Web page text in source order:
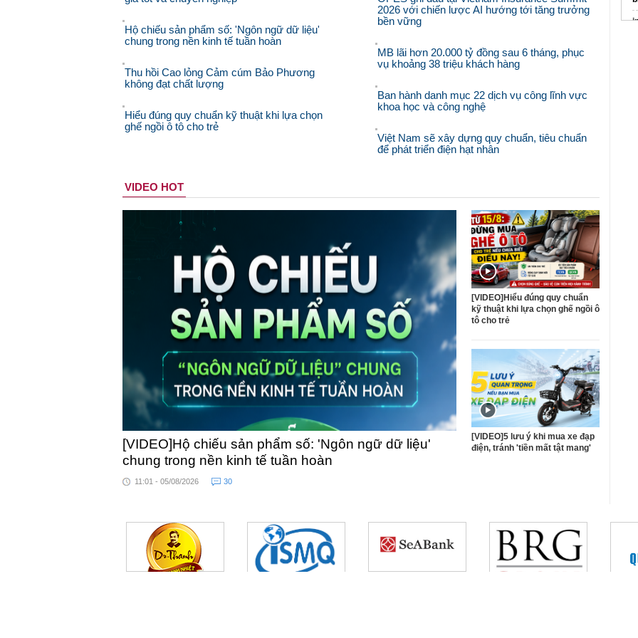
Hộ chiếu sản phẩm số: 'Ngôn ngữ dữ liệu'
chung trong nền kinh tế tuần hoàn
Thu hồi Cao lỏng Cảm cúm Bảo Phương
không đạt chất lượng
Hiểu đúng quy chuẩn kỹ thuật khi lựa chọn
ghế ngồi ô tô cho trẻ
2026 với chiến lược AI hướng tới tăng trưởng
bền vững
MB lãi hơn 20.000 tỷ đồng sau 6 tháng, phục
vụ khoảng 38 triệu khách hàng
Ban hành danh mục 22 dịch vụ công lĩnh vực
khoa học và công nghệ
Việt Nam sẽ xây dựng quy chuẩn, tiêu chuẩn
để phát triển điện hạt nhân
VIDEO HOT
[VIDEO]Hộ chiếu sản phẩm số: 'Ngôn ngữ dữ liệu'
chung trong nền kinh tế tuần hoàn
11:01 - 05/08/2026 30
[VIDEO]Hiểu đúng quy chuẩn
kỹ thuật khi lựa chọn ghế ngồi ô
tô cho trẻ
[VIDEO]5 lưu ý khi mua xe đạp
điện, tránh 'tiền mất tật mang'